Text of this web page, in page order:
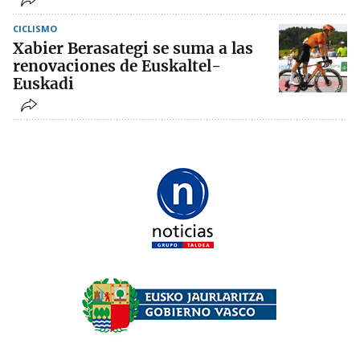
CICLISMO
Xabier Berasategi se suma a las
renovaciones de Euskaltel-
Euskadi